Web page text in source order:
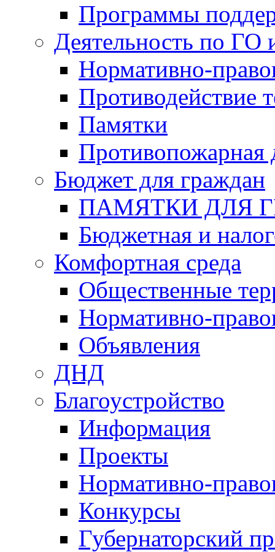
Программы
Деятельность по ГО
Нормативно-
Противодействие
Памятки
Противопожарная
Бюджет для граждан
ПАМЯТКИ ДЛЯ
Бюджетная и
Комфортная среда
Общественные
Нормативно-
Объявления
ДНД
Благоустройство
Информация
Проекты
Нормативно-
Конкурсы
Губернаторский